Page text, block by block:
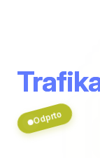
Odprto